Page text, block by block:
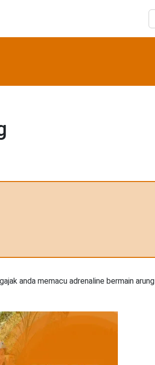
anda memacu adrenaline bermain arung